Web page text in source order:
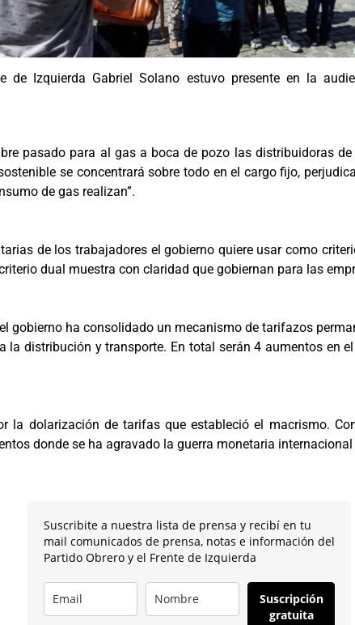
de Izquierda Gabriel Solano estuvo presente en la
pasado para al gas a boca de pozo las distribuidoras
se concentrará sobre todo en el cargo fijo,
de gas realizan”.
de los trabajadores el gobierno quiere usar como
dual muestra con claridad que gobiernan para las
gobierno ha consolidado un mecanismo de tarifazos
la distribución y transporte. En total serán 4 aumentos en
la dolarización de tarifas que estableció el macrismo.
donde se ha agravado la guerra monetaria
Suscribite a nuestra lista de prensa y recibí en tu
mail comunicados de prensa, notas e información del
Partido Obrero y el Frente de Izquierda
Suscripción
gratuita